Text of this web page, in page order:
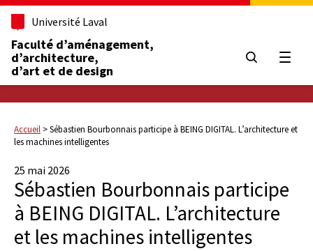
Université Laval
Faculté d’aménagement,
d’architecture,
d’art et de design
Accueil >Sébastien Bourbonnais participe à BEING DIGITAL. L’architecture et
les machines intelligentes
25 mai 2026
Sébastien Bourbonnais participe
à BEING DIGITAL. L’architecture
et les machines intelligentes